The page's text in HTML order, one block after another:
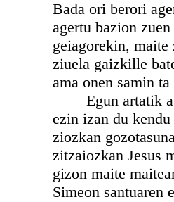
Bada ori berori
agertu bazion
geiagorekin,
ziuela gaizkille
ama onen samin ta
Egun artatik
ezin izan du kendu
ziozkan
zitzaiozkan Jesus
gizon maite
Simeon santuaren